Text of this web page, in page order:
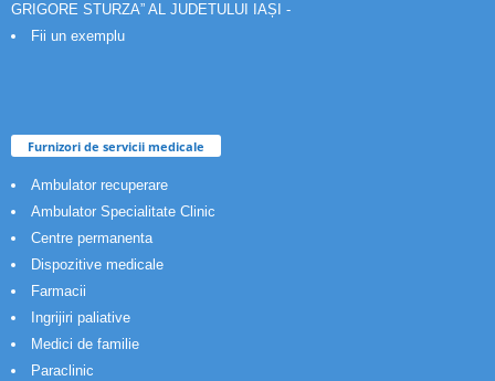
GRIGORE STURZA” AL JUDETULUI IAȘI -
Fii un exemplu
Furnizori de servicii medicale
Ambulator recuperare
Ambulator Specialitate Clinic
Centre permanenta
Dispozitive medicale
Farmacii
Ingrijiri paliative
Medici de familie
Paraclinic